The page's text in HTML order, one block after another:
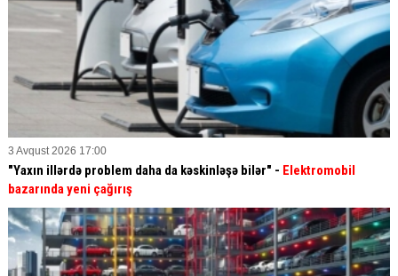
3 Avqust 2026 17:00
"Yaxın illərdə problem daha da kəskinləşə bilər" - Elektromobil
bazarında yeni çağırış